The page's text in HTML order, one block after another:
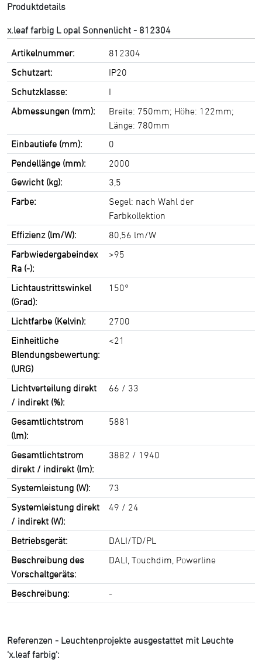
Produktdetails
x.leaf farbig L opal Sonnenlicht - 812304
Artikelnummer:
812304
Schutzart:
IP20
Schutzklasse:
I
Abmessungen (mm):
Breite: 750mm; Höhe: 122mm;
Länge: 780mm
Einbautiefe (mm):
0
Pendellänge (mm):
2000
Gewicht (kg):
3,5
Farbe:
Segel: nach Wahl der
Farbkollektion
Effizienz (lm/W):
80,56 lm/W
Farbwiedergabeindex
Ra (-):
>95
Lichtaustrittswinkel
(Grad):
150°
Lichtfarbe (Kelvin):
2700
Einheitliche
Blendungsbewertung:
(URG)
<21
Lichtverteilung direkt
/ indirekt (%):
66 / 33
Gesamtlichtstrom
(lm):
5881
Gesamtlichtstrom
direkt / indirekt (lm):
3882 / 1940
Systemleistung (W):
73
Systemleistung direkt
/ indirekt (W):
49 / 24
Betriebsgerät:
DALI/TD/PL
Beschreibung des
Vorschaltgeräts:
DALI, Touchdim, Powerline
Beschreibung: -
Referenzen - Leuchtenprojekte ausgestattet mit Leuchte
'x.leaf farbig':